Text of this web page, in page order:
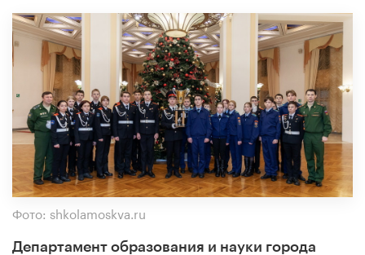
Фото: shkolamoskva.ru
Департамент образования и науки города